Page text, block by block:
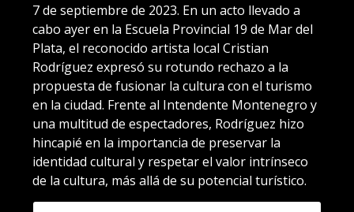
7 de septiembre de 2023. En un acto llevado a
cabo ayer en la Escuela Provincial 19 de Mar del
Plata, el reconocido artista local Cristian
Rodríguez expresó su rotundo rechazo a la
propuesta de fusionar la cultura con el turismo
en la ciudad. Frente al Intendente Montenegro y
una multitud de espectadores, Rodríguez hizo
hincapié en la importancia de preservar la
identidad cultural y respetar el valor intrínseco
de la cultura, más allá de su potencial turístico.